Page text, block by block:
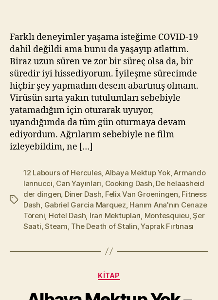
a
z
Farklı deneyimler yaşama isteğime COVID-19
dahil değildi ama bunu da yaşayıp atlattım.
Biraz uzun süren ve zor bir süreç olsa da, bir
süredir iyi hissediyorum. İyileşme sürecimde
hiçbir şey yapmadım desem abartmış olmam.
Virüsün sırta yakın tutulumları sebebiyle
yatamadığım için oturarak uyuyor,
uyandığımda da tüm gün oturmaya devam
ediyordum. Ağrılarım sebebiyle ne film
izleyebildim, ne […]
Etiketler
12 Labours of Hercules, Albaya Mektup Yok,Armando
Iannucci, Can Yayınları, Cooking Dash, De helaasheid
der dingen, Diner Dash, Felix Van Groeningen, Fitness
Dash, Gabriel Garcia Marquez, Hanım Ana'nın Cenaze
Töreni, Hotel Dash, İran Mektupları, Montesquieu,Şer
Saati,Steam, The Death of Stalin,Yaprak Fırtınası
Kategoriler
KITAP